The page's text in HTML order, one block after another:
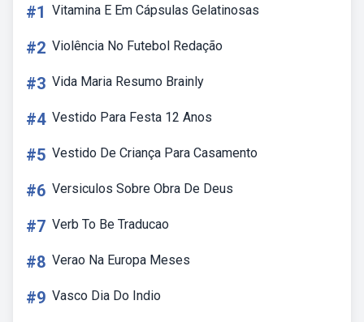
#1 Vitamina E Em Cápsulas Gelatinosas
#2 Violência No Futebol Redação
#3 Vida Maria Resumo Brainly
#4 Vestido Para Festa 12 Anos
#5 Vestido De Criança Para Casamento
#6 Versiculos Sobre Obra De Deus
#7 Verb To Be Traducao
#8 Verao Na Europa Meses
#9 Vasco Dia Do Indio